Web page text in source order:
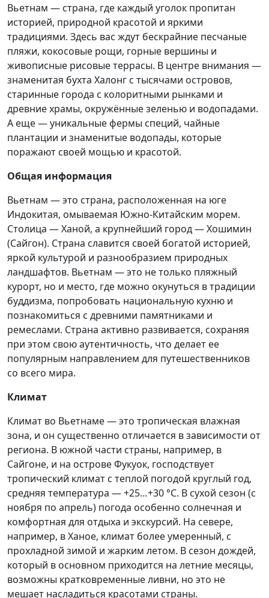
Вьетнам — страна, где каждый уголок пропитан
историей, природной красотой и яркими
традициями. Здесь вас ждут бескрайние песчаные
пляжи, кокосовые рощи, горные вершины и
живописные рисовые террасы. В центре внимания —
знаменитая бухта Халонг с тысячами островов,
старинные города с колоритными рынками и
древние храмы, окружённые зеленью и водопадами.
А еще — уникальные фермы специй, чайные
плантации и знаменитые водопады, которые
поражают своей мощью и красотой.
Общая информация
Вьетнам — это страна, расположенная на юге
Индокитая, омываемая Южно-Китайским морем.
Столица — Ханой, а крупнейший город — Хошимин
(Сайгон). Страна славится своей богатой историей,
яркой культурой и разнообразием природных
ландшафтов. Вьетнам — это не только пляжный
курорт, но и место, где можно окунуться в традиции
буддизма, попробовать национальную кухню и
познакомиться с древними памятниками и
ремеслами. Страна активно развивается, сохраняя
при этом свою аутентичность, что делает ее
популярным направлением для путешественников
со всего мира.
Климат
Климат во Вьетнаме — это тропическая влажная
зона, и он существенно отличается в зависимости от
региона. В южной части страны, например, в
Сайгоне, и на острове Фукуок, господствует
тропический климат с теплой погодой круглый год,
средняя температура — +25…+30 °С. В сухой сезон (с
ноября по апрель) погода особенно солнечная и
комфортная для отдыха и экскурсий. На севере,
например, в Ханое, климат более умеренный, с
прохладной зимой и жарким летом. В сезон дождей,
который в основном приходится на летние месяцы,
возможны кратковременные ливни, но это не
мешает насладиться красотами страны.